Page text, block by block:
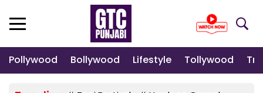
Pollywood Bollywood Lifestyle Tollywood